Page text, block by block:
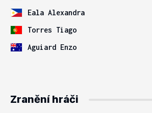
Eala Alexandra
Torres Tiago
Aguiard Enzo
Zranění hráči